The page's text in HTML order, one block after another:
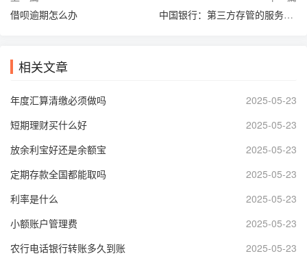
借呗逾期怎么办
中国银行：第三方存管的服务对象是什么
相关文章
年度汇算清缴必须做吗
2025-05-23
短期理财买什么好
2025-05-23
放余利宝好还是余额宝
2025-05-23
定期存款全国都能取吗
2025-05-23
利率是什么
2025-05-23
小额账户管理费
2025-05-23
农行电话银行转账多久到账
2025-05-23